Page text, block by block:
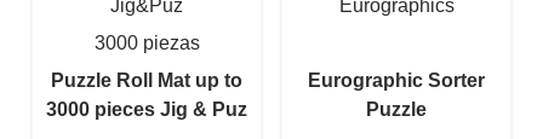
Jig&Puz
3000 piezas
Puzzle Roll Mat up to
3000 pieces Jig & Puz
Eurographics
Eurographic Sorter
Puzzle